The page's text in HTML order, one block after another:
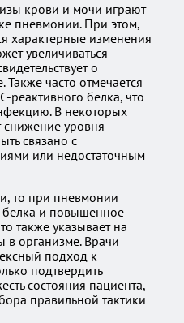
крови и мочи играют
пневмонии. При этом,
характерные изменения
увеличиваться
о
Также часто отмечается
белка, что
В некоторых
снижение уровня
связано с
или недостаточным
то при пневмонии
белка и повышенное
также указывает на
в организме. Врачи
подход к
подтвердить
состояния пациента,
правильной тактики